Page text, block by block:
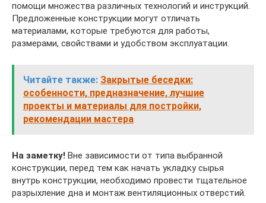
помощи множества различных технологий и инструкций.
Предложенные конструкции могут отличать
материалами, которые требуются для работы,
размерами, свойствами и удобством эксплуатации.
Читайте также: Закрытые беседки:
особенности, предназначение, лучшие
проекты и материалы для постройки,
рекомендации мастера
На заметку! Вне зависимости от типа выбранной
конструкции, перед тем как начать укладку сырья
внутрь конструкции, необходимо провести тщательное
разрыхление дна и монтаж вентиляционных отверстий.